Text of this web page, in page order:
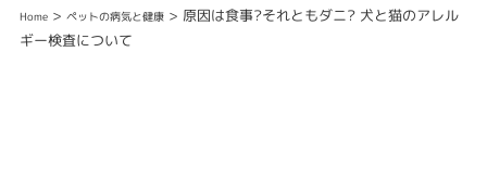
Home> ペットの病気と健康> 原因は食事?それともダニ? 犬と猫のアレル
ギー検査について